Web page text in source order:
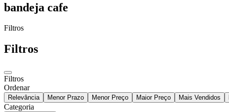
bandeja cafe
Filtros
Filtros
Filtros
Ordenar
Relevância Menor Prazo Menor Preço Maior Preço Mais Vendidos
Categoria